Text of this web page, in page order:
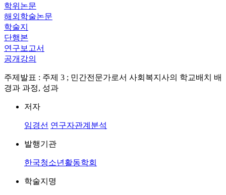
학위논문
해외학술논문
학술지
단행본
연구보고서
공개강의
주제발표 : 주제 3 ; 민간전문가로서 사회복지사의 학교배치 배
경과 과정, 성과
저자
임경선 연구자관계분석
발행기관
한국청소년활동학회
학술지명